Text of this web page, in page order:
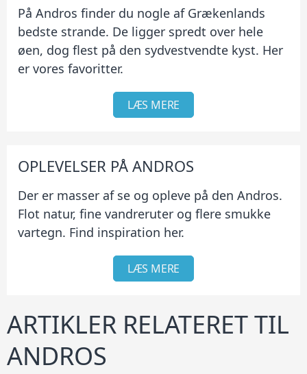
På Andros finder du nogle af Grækenlands
bedste strande. De ligger spredt over hele
øen, dog flest på den sydvestvendte kyst. Her
er vores favoritter.
LÆS MERE
OPLEVELSER PÅ ANDROS
Der er masser af se og opleve på den Andros.
Flot natur, fine vandreruter og flere smukke
vartegn. Find inspiration her.
LÆS MERE
ARTIKLER RELATERET TIL
ANDROS